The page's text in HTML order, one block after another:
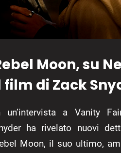
Moon, su
film di Zack
un’intervista a Vanity
ha rivelato nuovi
Moon, il suo ultimo,